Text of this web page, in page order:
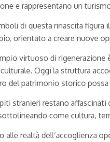
e rappresentano un
di questa rinascita figura
orientato a creare nuove
virtuoso di rigenerazione
Oggi la struttura
del patrimonio storico
stranieri restano affascinati
come cultura,
alle realtà dell’accoglienza